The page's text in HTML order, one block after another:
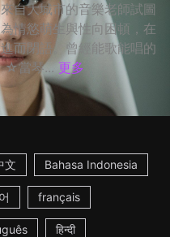
自大城市的音樂老師試圖
情慾萌生與性向困頓，在
而閉語。曾經能歌能唱的
☆當琴... 更多
文 Bahasa Indonesia
français
हिन्दी